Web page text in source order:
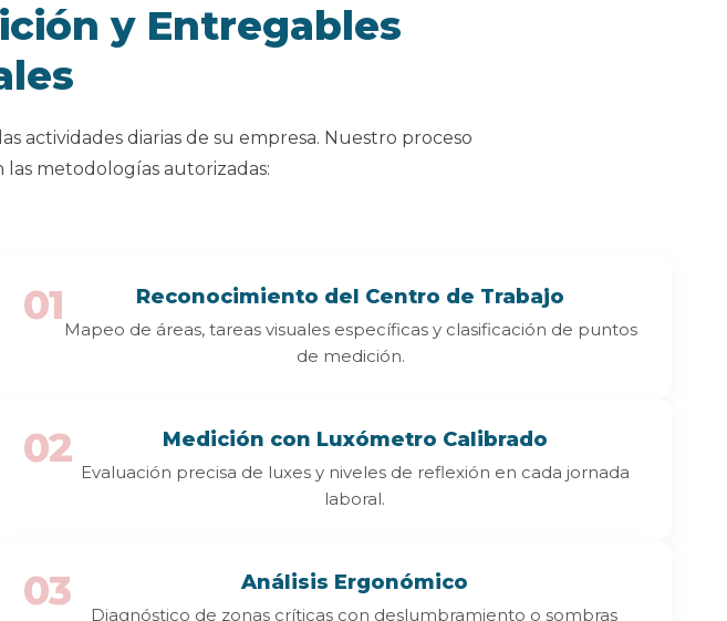
y Entregables
actividades diarias de su empresa. Nuestro proceso
metodologías autorizadas:
01 Reconocimiento del Centro de Trabajo
Mapeo de áreas, tareas visuales específicas y clasificación de puntos
de medición.
02 Medición con Luxómetro Calibrado
Evaluación precisa de luxes y niveles de reflexión en cada jornada
laboral.
03 Análisis Ergonómico
Diagnóstico de zonas críticas con deslumbramiento o sombras